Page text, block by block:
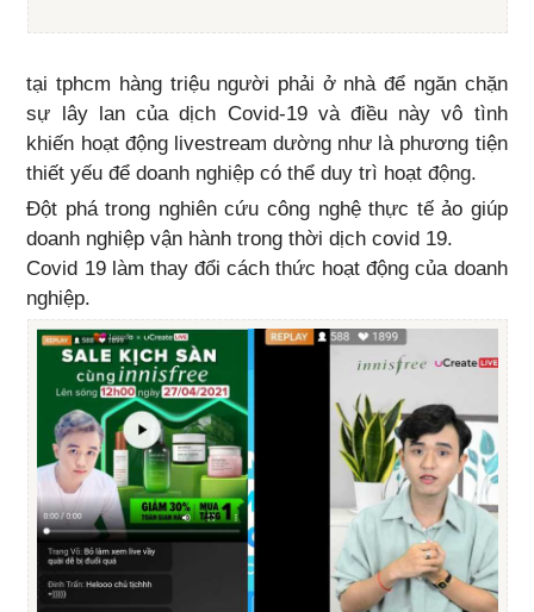
tại tphcm hàng triệu người phải ở nhà để ngăn chặn
sự lây lan của dịch Covid-19 và điều này vô tình
khiến hoạt động livestream dường như là phương tiện
thiết yếu để doanh nghiệp có thể duy trì hoạt động.
Đột phá trong nghiên cứu công nghệ thực tế ảo giúp
doanh nghiệp vận hành trong thời dịch covid 19.
Covid 19 làm thay đổi cách thức hoạt động của doanh
nghiệp.